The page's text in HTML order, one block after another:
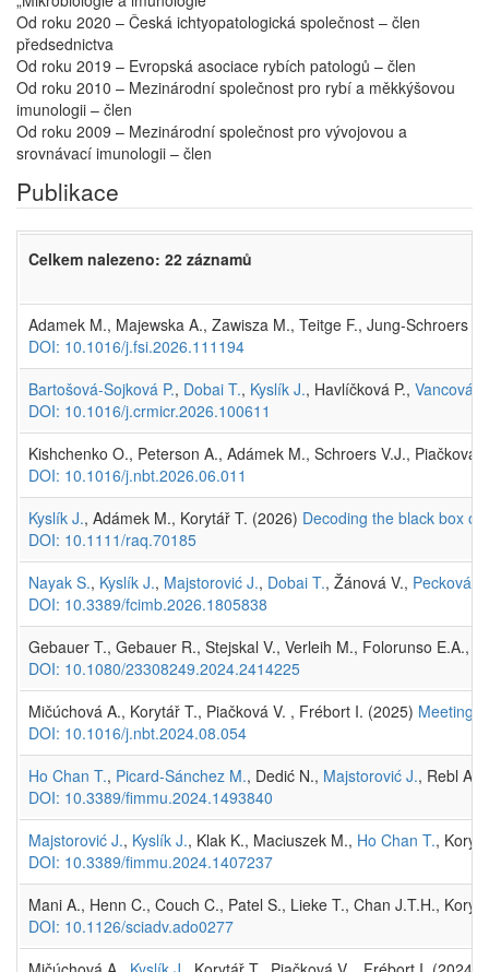
Od roku 2020 – Česká ichtyopatologická společnost – člen
předsednictva
Od roku 2019 – Evropská asociace rybích patologů – člen
Od roku 2010 – Mezinárodní společnost pro rybí a měkkýšovou
imunologii – člen
Od roku 2009 – Mezinárodní společnost pro vývojovou a
srovnávací imunologii – člen
Publikace
Celkem nalezeno: 22 záznamů
Adamek M., Majewska A., Zawisza M., Teitge F., Jung-Schroers
DOI: 10.1016/j.fsi.2026.111194
Bartošová-Sojková P., Dobai T., Kyslík J., Havlíčková P., Vancová
DOI: 10.1016/j.crmicr.2026.100611
Kishchenko O., Peterson A., Adámek M., Schroers V.J.,
DOI: 10.1016/j.nbt.2026.06.011
Kyslík J., Adámek M., Korytář T. (2026) Decoding the black box
DOI: 10.1111/raq.70185
Nayak S., Kyslík J., Majstorović J., Dobai T., Žánová V., Pecková
DOI: 10.3389/fcimb.2026.1805838
Gebauer T., Gebauer R., Stejskal V., Verleih M., Folorunso E.A.,
DOI: 10.1080/23308249.2024.2414225
Mičúchová A., Korytář T., Piačková V. , Frébort I. (2025) Meeting
DOI: 10.1016/j.nbt.2024.08.054
Ho Chan T., Picard-Sánchez M., Dedić N., Majstorović J., Rebl A.,
DOI: 10.3389/fimmu.2024.1493840
Majstorović J., Kyslík J., Klak K., Maciuszek M., Ho Chan T.,
DOI: 10.3389/fimmu.2024.1407237
Mani A., Henn C., Couch C., Patel S., Lieke T., Chan J.T.H.,
DOI: 10.1126/sciadv.ado0277